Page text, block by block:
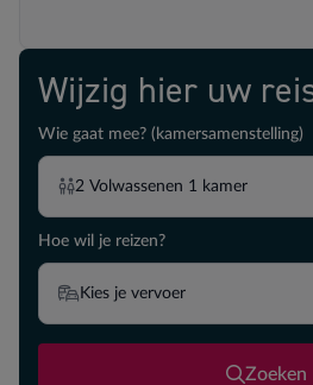
Wijzig hier uw
Wie gaat mee? (kamersamenstelling)
2 Volwassenen 1 kamer
Hoe wil je reizen?
Kies je vervoer
Zoeken